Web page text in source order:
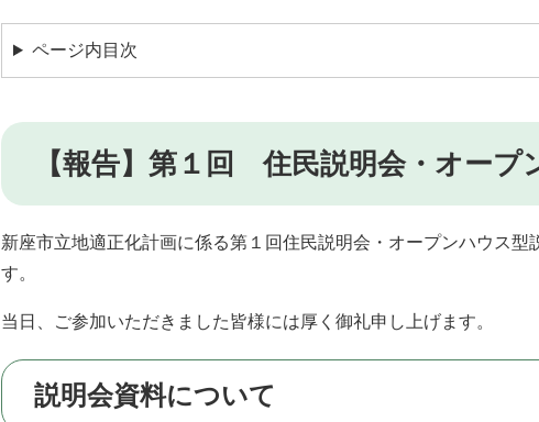
ページ内目次
【報告】第１回 住民説明会・オープ
新座市立地適正化計画に係る第１回住民説明会・オープンハウス型
す。
当日、ご参加いただきました皆様には厚く御礼申し上げます。
説明会資料について